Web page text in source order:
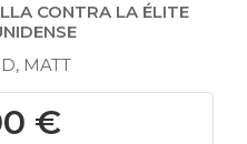
CONTRA LA ÉLITE
MATT
€